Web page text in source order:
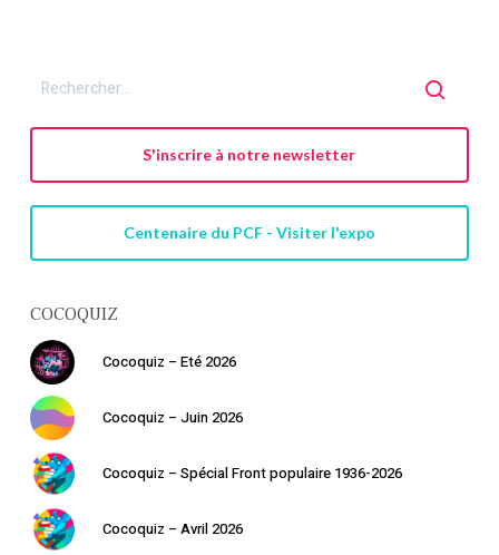
S'inscrire à notre newsletter
Centenaire du PCF - Visiter l'expo
COCOQUIZ
Cocoquiz – Eté 2026
Cocoquiz – Juin 2026
Cocoquiz – Spécial Front populaire 1936-2026
Cocoquiz – Avril 2026